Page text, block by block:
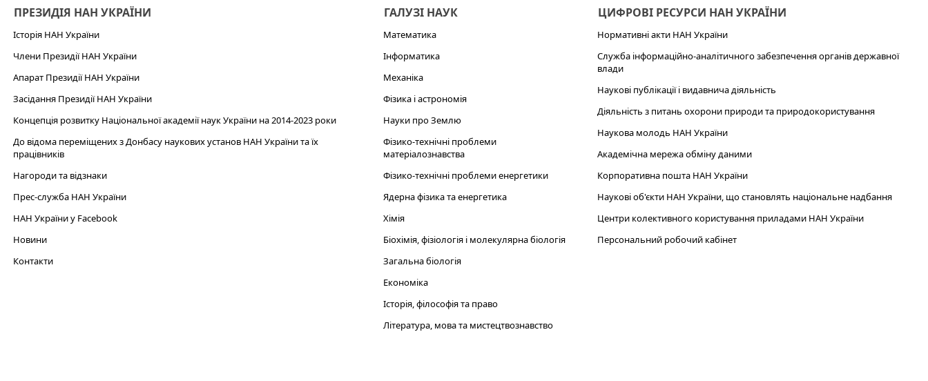
ПРЕЗИДІЯ НАН УКРАЇНИ
Історія НАН України
Члени Президії НАН України
Апарат Президії НАН України
Засідання Президії НАН України
Концепція розвитку Національної академії наук України на 2014-2023 роки
До відома переміщених з Донбасу наукових установ НАН України та їх
працівників
Нагороди та відзнаки
Прес-служба НАН України
НАН України у Facebook
Новини
Контакти
ГАЛУЗІ НАУК
Математика
Інформатика
Механіка
Фізика і астрономія
Науки про Землю
Фізико-технічні проблеми
матеріалознавства
Фізико-технічні проблеми енергетики
Ядерна фізика та енергетика
Хімія
Біохімія, фізіологія і молекулярна біологія
Загальна біологія
Економіка
Історія, філософія та право
Література, мова та мистецтвознавство
ЦИФРОВІ РЕСУРСИ НАН УКРАЇНИ
Нормативні акти НАН України
Служба інформаційно-аналітичного забезпечення органів державної
влади
Наукові публікації і видавнича діяльність
Діяльність з питань охорони природи та природокористування
Наукова молодь НАН України
Академічна мережа обміну даними
Корпоративна пошта НАН України
Наукові об'єкти НАН України, що становлять національне надбання
Центри колективного користування приладами НАН України
Персональний робочий кабінет